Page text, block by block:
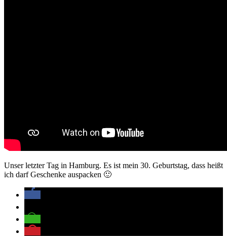
Unser letzter Tag in Hamburg. Es ist mein 30. Geburtstag, dass heißt
ich darf Geschenke auspacken 🙂